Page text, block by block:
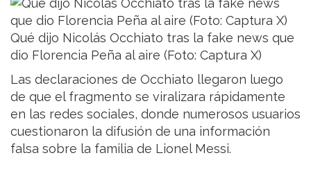
Qué dijo Nicolás Occhiato tras la fake news que
dio Florencia Peña al aire (Foto: Captura X)
Las declaraciones de Occhiato llegaron luego
de que el fragmento se viralizara rápidamente
en las redes sociales, donde numerosos usuarios
cuestionaron la difusión de una información
falsa sobre la familia de Lionel Messi.